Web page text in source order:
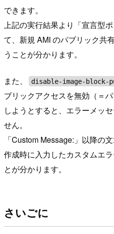
できます。
上記の実行結果より「宣言型
て、新規 AMI のパブリック共
うことが分かります。
また、 disable-image-block-
ブリックアクセスを無効（＝
しようとすると、エラーメッ
せん。
「Custom Message:」以降の
作成時に入力したカスタムエ
とが分かります。
さいごに